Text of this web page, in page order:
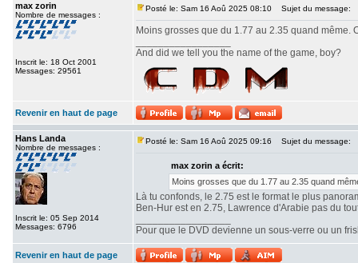
max zorin
Nombre de messages :
Inscrit le: 18 Oct 2001
Messages: 29561
Posté le: Sam 16 Aoû 2025 08:10 Sujet du message:
Moins grosses que du 1.77 au 2.35 quand même.
And did we tell you the name of the game, boy?
Revenir en haut de page
Hans Landa
Nombre de messages :
Inscrit le: 05 Sep 2014
Messages: 6796
Posté le: Sam 16 Aoû 2025 09:16 Sujet du message:
max zorin a écrit:
Moins grosses que du 1.77 au 2.35 quand
Là tu confonds, le 2.75 est le format le plus
Ben-Hur est en 2.75, Lawrence d'Arabie pas du
Pour que le DVD devienne un sous-verre ou un
Revenir en haut de page